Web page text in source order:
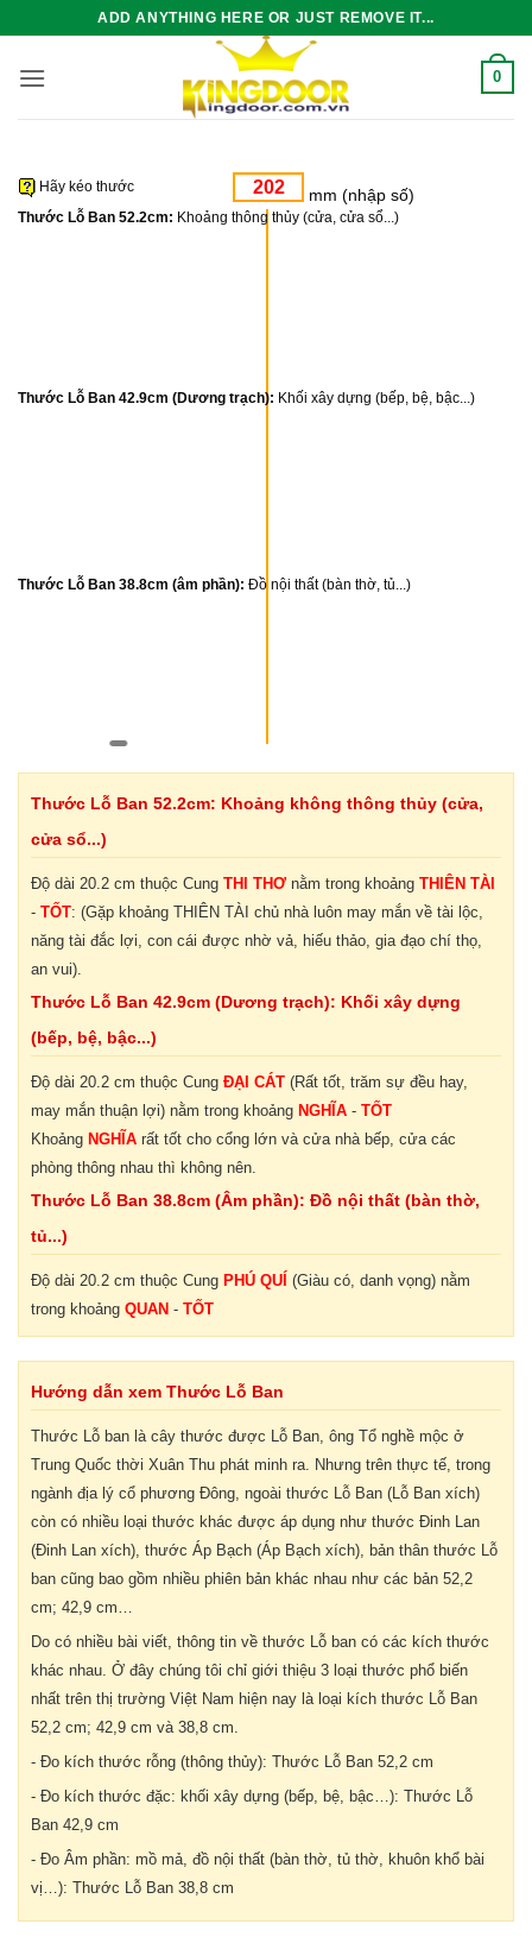
nội
ADD ANYTHING HERE OR JUST REMOVE IT...
0
mm (nhập số)
Hãy kéo thước
Thước Lỗ Ban 52.2cm: Khoảng thông thủy (cửa, cửa sổ...)
Thước Lỗ Ban 42.9cm (Dương trạch): Khối xây dựng (bếp, bệ, bậc...)
Thước Lỗ Ban 38.8cm (âm phần): Đồ nội thất (bàn thờ, tủ...)
Thước Lỗ Ban 52.2cm: Khoảng không thông thủy (cửa,
cửa sổ...)
Độ dài 20.2 cm thuộc Cung THI THƠ nằm trong khoảng THIÊN TÀI
- TỐT: (Gặp khoảng THIÊN TÀI chủ nhà luôn may mắn về tài lộc,
năng tài đắc lợi, con cái được nhờ vả, hiếu thảo, gia đạo chí thọ,
an vui).
Thước Lỗ Ban 42.9cm (Dương trạch): Khối xây dựng
(bếp, bệ, bậc...)
Độ dài 20.2 cm thuộc Cung ĐẠI CÁT (Rất tốt, trăm sự đều hay,
may mắn thuận lợi) nằm trong khoảng NGHĨA - TỐT
Khoảng NGHĨA rất tốt cho cổng lớn và cửa nhà bếp, cửa các
phòng thông nhau thì không nên.
Thước Lỗ Ban 38.8cm (Âm phần): Đồ nội thất (bàn thờ,
tủ...)
Độ dài 20.2 cm thuộc Cung PHÚ QUÍ (Giàu có, danh vọng) nằm
trong khoảng QUAN - TỐT
Hướng dẫn xem Thước Lỗ Ban
Thước Lỗ ban là cây thước được Lỗ Ban, ông Tổ nghề mộc ở
Trung Quốc thời Xuân Thu phát minh ra. Nhưng trên thực tế, trong
ngành địa lý cổ phương Đông, ngoài thước Lỗ Ban (Lỗ Ban xích)
còn có nhiều loại thước khác được áp dụng như thước Đinh Lan
(Đinh Lan xích), thước Áp Bạch (Áp Bạch xích), bản thân thước Lỗ
ban cũng bao gồm nhiều phiên bản khác nhau như các bản 52,2
cm; 42,9 cm…
Do có nhiều bài viết, thông tin về thước Lỗ ban có các kích thước
khác nhau. Ở đây chúng tôi chỉ giới thiệu 3 loại thước phổ biến
nhất trên thị trường Việt Nam hiện nay là loại kích thước Lỗ Ban
52,2 cm; 42,9 cm và 38,8 cm.
- Đo kích thước rỗng (thông thủy): Thước Lỗ Ban 52,2 cm
- Đo kích thước đặc: khối xây dựng (bếp, bệ, bậc…): Thước Lỗ
Ban 42,9 cm
- Đo Âm phần: mồ mả, đồ nội thất (bàn thờ, tủ thờ, khuôn khổ bài
vị…): Thước Lỗ Ban 38,8 cm